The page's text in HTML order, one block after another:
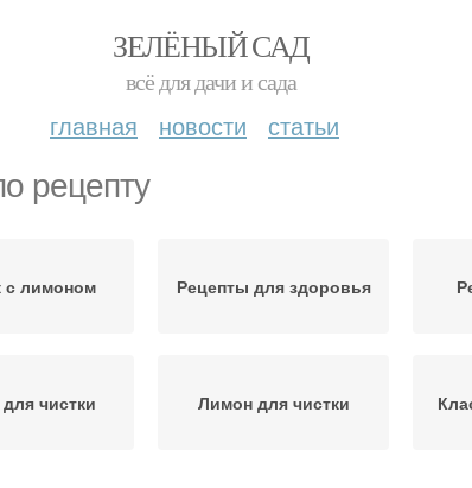
ЗЕЛЁНЫЙ САД
всё для дачи и сада
главная новости статьи
рецепту
с лимоном Рецепты для здоровья
чистки Лимон для чистки